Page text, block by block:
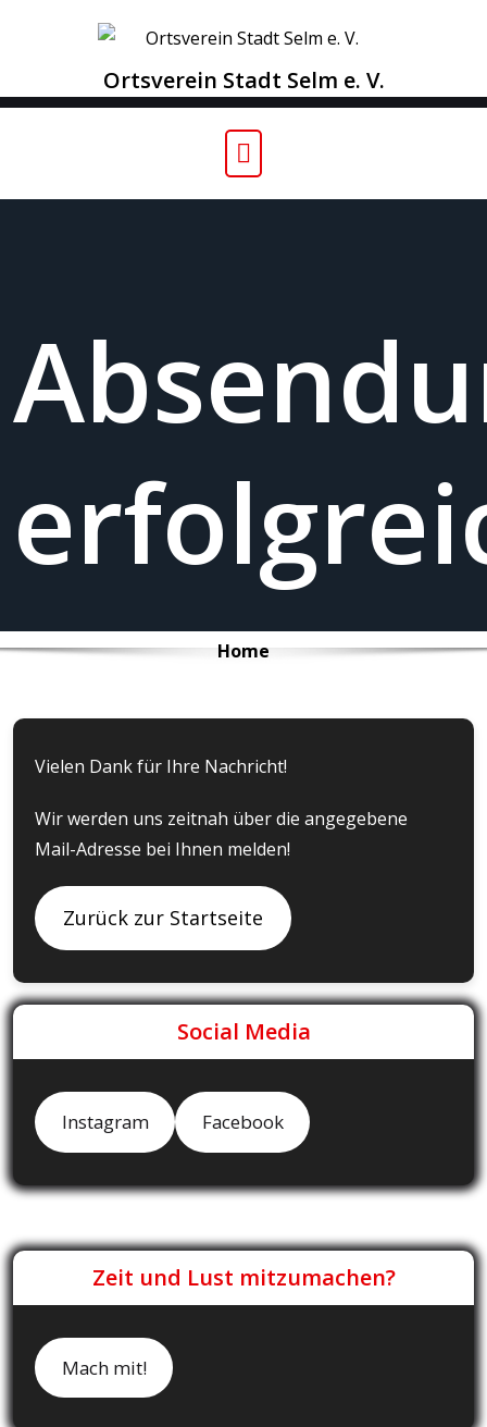
Ortsverein Stadt Selm e. V.
Home
Vielen Dank für Ihre Nachricht!
Wir werden uns zeitnah über die angegebene
Mail-Adresse bei Ihnen melden!
Zurück zur Startseite
Social Media
Instagram Facebook
Zeit und Lust mitzumachen?
Mach mit!